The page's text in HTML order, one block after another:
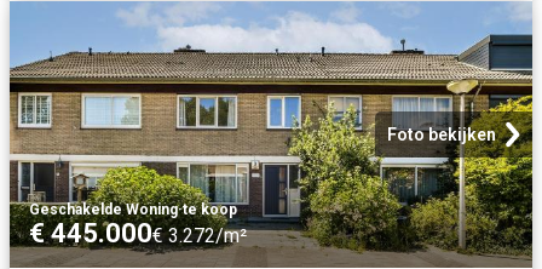
Foto bekijken
Geschakelde Woning·te koop
€ 445.000€ 3.272/m²